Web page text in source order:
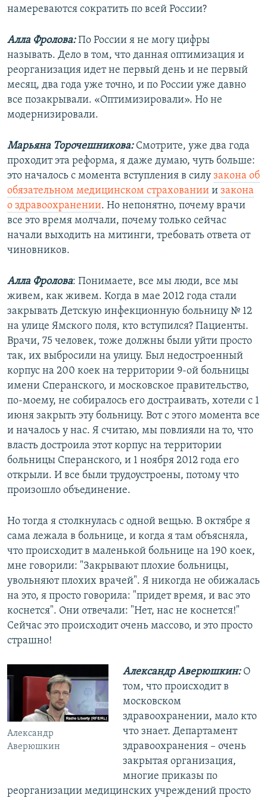
намереваются сократить по всей России?
Алла Фролова:По России я не могу цифры
называть. Дело в том, что данная оптимизация и
реорганизация идет не первый день и не первый
месяц, два года уже точно, и по России уже давно
все позакрывали. «Оптимизировали». Но не
модернизировали.
Марьяна Торочешникова:Смотрите, уже два года
проходит эта реформа, я даже думаю, чуть больше:
это началось с момента вступления в силу закона об
обязательном медицинском страховании и закона
о здравоохранении. Но непонятно, почему врачи
все это время молчали, почему только сейчас
начали выходить на митинги, требовать ответа от
чиновников.
Алла Фролова: Понимаете, все мы люди, все мы
живем, как живем. Когда в мае 2012 года стали
закрывать Детскую инфекционную больницу № 12
на улице Ямского поля, кто вступился? Пациенты.
Врачи, 75 человек, тоже должны были уйти просто
так, их выбросили на улицу. Был недостроенный
корпус на 200 коек на территории 9-ой больницы
имени Сперанского, и московское правительство,
по-моему, не собиралось его достраивать, хотели с 1
июня закрыть эту больницу. Вот с этого момента все
и началось у нас. Я считаю, мы повлияли на то, что
власть достроила этот корпус на территории
больницы Сперанского, и 1 ноября 2012 года его
открыли. И все были трудоустроены, потому что
произошло объединение.
Но тогда я столкнулась с одной вещью. В октябре я
сама лежала в больнице, и когда я там объясняла,
что происходит в маленькой больнице на 190 коек,
мне говорили: "Закрывают плохие больницы,
увольняют плохих врачей". Я никогда не обижалась
на это, я просто говорила: "придет время, и вас это
коснется". Они отвечали: "Нет, нас не коснется!"
Сейчас это происходит очень массово, и это просто
страшно!
Александр
Аверюшкин
Александр Аверюшкин:О
том, что происходит в
московском
здравоохранении, мало кто
что знает. Департамент
здравоохранения – очень
закрытая организация,
многие приказы по
реорганизации медицинских учреждений просто